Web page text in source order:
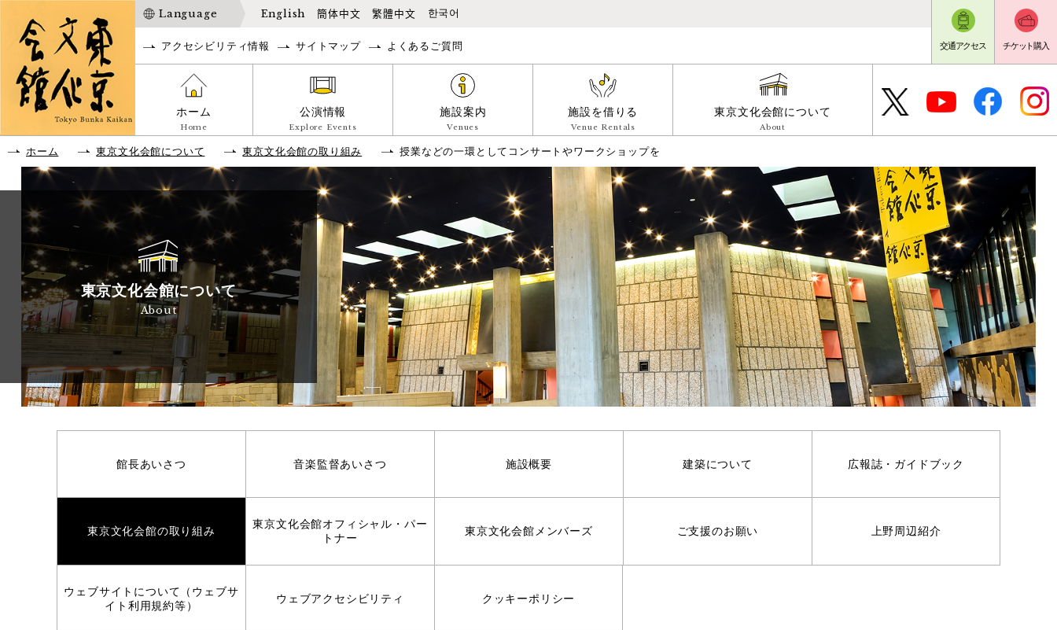
Language English 簡体中文 繁體中文 한국어
アクセシビリティ情報 サイトマップ よくあるご質問 チケット購入
交通アクセス
ホーム
Home
公演情報
Explore Events
施設案内
Venues
施設を借りる
Venue Rentals
東京文化会館について
About
ホーム 東京文化会館について 東京文化会館の取り組み 授業などの一環としてコンサートやワークショップを
東京文化会館について
About
館長あいさつ 音楽監督あいさつ 施設概要 建築について 広報誌・ガイドブック
東京文化会館の取り組み
東京文化会館オフィシャル・パー
トナー
東京文化会館メンバーズ ご支援のお願い 上野周辺紹介
ウェブサイトについて（ウェブサ
イト利用規約等）
ウェブアクセシビリティ クッキーポリシー